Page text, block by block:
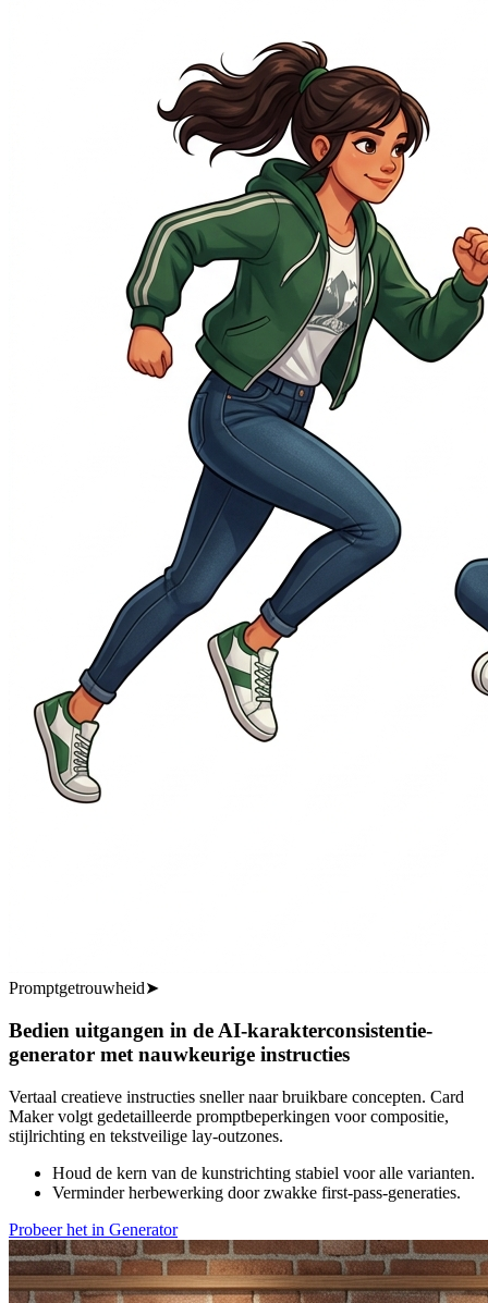
Promptgetrouwheid➤
Bedien uitgangen in de AI-karakterconsistentie-
generator met nauwkeurige instructies
Vertaal creatieve instructies sneller naar bruikbare concepten. Card
Maker volgt gedetailleerde promptbeperkingen voor compositie,
stijlrichting en tekstveilige lay-outzones.
Houd de kern van de kunstrichting stabiel voor alle varianten.
Verminder herbewerking door zwakke first-pass-generaties.
Probeer het in Generator